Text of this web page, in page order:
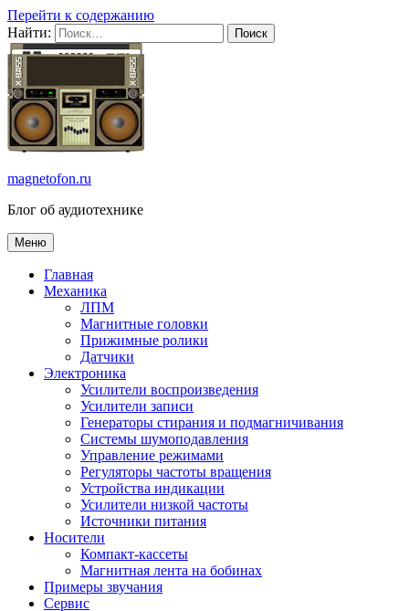
Перейти к содержанию
Найти:
magnetofon.ru
Блог об аудиотехнике
Меню
Главная
Механика
ЛПМ
Магнитные головки
Прижимные ролики
Датчики
Электроника
Усилители воспроизведения
Усилители записи
Генераторы стирания и подмагничивания
Системы шумоподавления
Управление режимами
Регуляторы частоты вращения
Устройства индикации
Усилители низкой частоты
Источники питания
Носители
Компакт-кассеты
Магнитная лента на бобинах
Примеры звучания
Сервис